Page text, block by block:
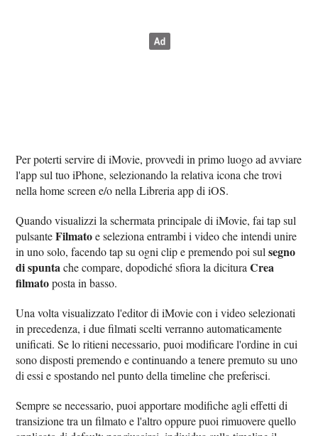
Per poterti servire di iMovie, provvedi in primo luogo ad avviare
l'app sul tuo iPhone, selezionando la relativa icona che trovi
nella home screen e/o nella Libreria app di iOS.
Quando visualizzi la schermata principale di iMovie, fai tap sul
pulsanteFilmatoe seleziona entrambi i video che intendi unire
in uno solo, facendo tap su ogni clip e premendo poi sulsegno
di spuntache compare, dopodiché sfiora la dicituraCrea
filmatoposta in basso.
Una volta visualizzato l'editor di iMovie con i video selezionati
in precedenza, i due filmati scelti verranno automaticamente
unificati. Se lo ritieni necessario, puoi modificare l'ordine in cui
sono disposti premendo e continuando a tenere premuto su uno
di essi e spostando nel punto della timeline che preferisci.
Sempre se necessario, puoi apportare modifiche agli effetti di
transizione tra un filmato e l'altro oppure puoi rimuovere quello